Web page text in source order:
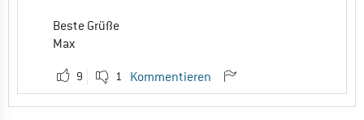
Beste Grüße
Max
9 1 Kommentieren